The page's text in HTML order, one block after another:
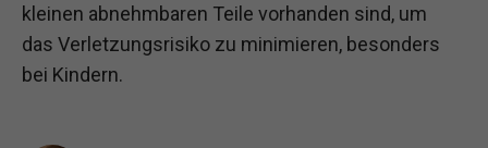
kleinen abnehmbaren Teile vorhanden sind, um
das Verletzungsrisiko zu minimieren, besonders
bei Kindern.